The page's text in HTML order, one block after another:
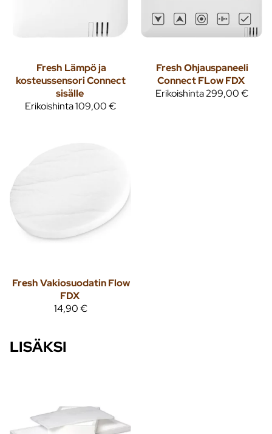
Fresh Lämpö ja
kosteussensori Connect
sisälle
Erikoishinta109,00 €
FreshOhjauspaneeli
Connect FLow FDX
Erikoishinta299,00 €
FreshVakiosuodatin Flow
FDX
14,90 €
LISÄKSI